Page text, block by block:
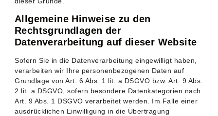
Allgemeine Hinweise zu den
Rechtsgrundlagen der
Datenverarbeitung auf dieser Website
Sofern Sie in die Datenverarbeitung eingewilligt haben,
verarbeiten wir Ihre personenbezogenen Daten auf
Grundlage von Art. 6 Abs. 1 lit. a DSGVO bzw. Art. 9 Abs.
2 lit. a DSGVO, sofern besondere Datenkategorien nach
Art. 9 Abs. 1 DSGVO verarbeitet werden. Im Falle einer
ausdrücklichen Einwilligung in die Übertragung